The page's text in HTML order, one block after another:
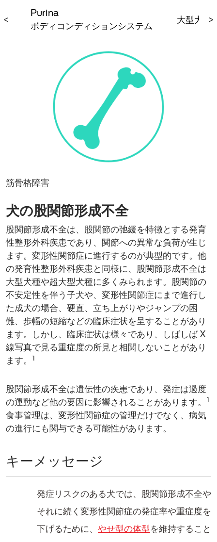
< >
Purina
ボディコンディションシステム
大型犬や
筋骨格障害
犬の股関節形成不全​
股関節形成不全は、股関節の弛緩を特徴とする発育
性整形外科疾患であり、関節への異常な負荷が生じ
ます。変形性関節症に進行するのが典型的です。他
の発育性整形外科疾患と同様に、股関節形成不全は
大型犬種や超大型犬種に多くみられます。股関節の
不安定性を伴う子犬や、変形性関節症にまで進行し
た成犬の場合、硬直、立ち上がりやジャンプの困
難、歩幅の短縮などの臨床症状を呈することがあり
ます。しかし、臨床症状は様々であり、しばしば X
線写真で見る重症度の所見​​と相関しないことがあり
ます。
1
股関節形成不全は遺伝性の疾患であり、発症は過度
の運動など他の要因に影響されることがあります。
1
食事管理は​、変形性関節症の管理だけでなく、病気
の進行にも関与できる​可能性があります。
キーメッセージ
発症リスク​のある犬では、股関節形成不全や
それに続く変形性関節症の発症率や重症度を
下げるために、 やせ型の体型​を維持すること